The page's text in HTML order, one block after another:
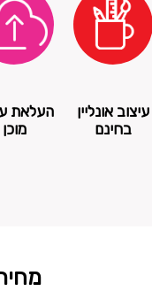
עיצוב אונליין
בחינם
העלאת
מוכן